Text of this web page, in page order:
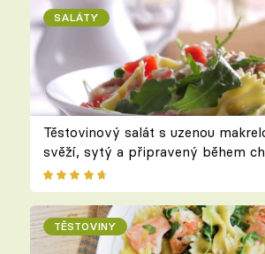
SALÁTY
Těstovinový salát s uzenou
svěží, sytý a připravený během
TĚSTOVINY